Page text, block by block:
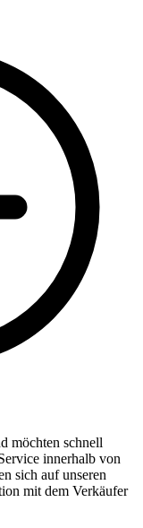
möchten schnell
innerhalb von
sich auf unseren
mit dem Verkäufer